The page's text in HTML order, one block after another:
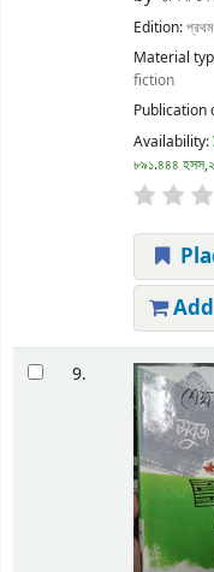
Edition:প্রথম
Material
fiction
Publication
Availability:
৮৯১.৪৪৪
9.